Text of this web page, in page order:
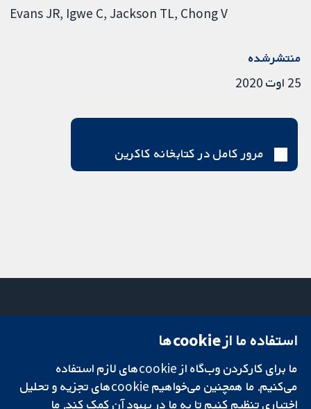
Evans JR Igwe C Jackson TL Chong V
منتشرشده
25 اوت 2020
مرور کامل در کتابخانه کاکرین
تحقیقات قابل
اعتماد.
تصمیم‌گیری آگاهانه.
میدان کاوندیش
لندن
W1G 0AN
بریتانیا
دفتر رسانه‌ای
درباره ما
فرصت‌های
استفاده ما از cookie‌ها
ما برای کارکردن وب‌گاه از cookie‌های لازم استفاده
می‌کنیم. ما همچنین می‌خواهیم cookie‌های تجزیه و تحلیل
اختیاری تنظیم کنیم تا به ما در بهبود آن کمک کند. ما